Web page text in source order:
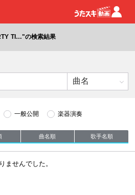
TI…"の検索結果
一般公開 楽器演奏
曲名順 歌手名順
ませんでした。